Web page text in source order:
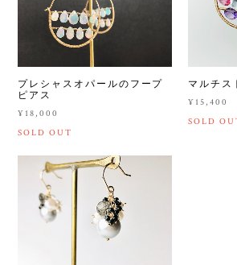
プレシャスオパールのフープ
ピアス
¥18,000
SOLD OUT
マルチス
¥15,400
SOLD